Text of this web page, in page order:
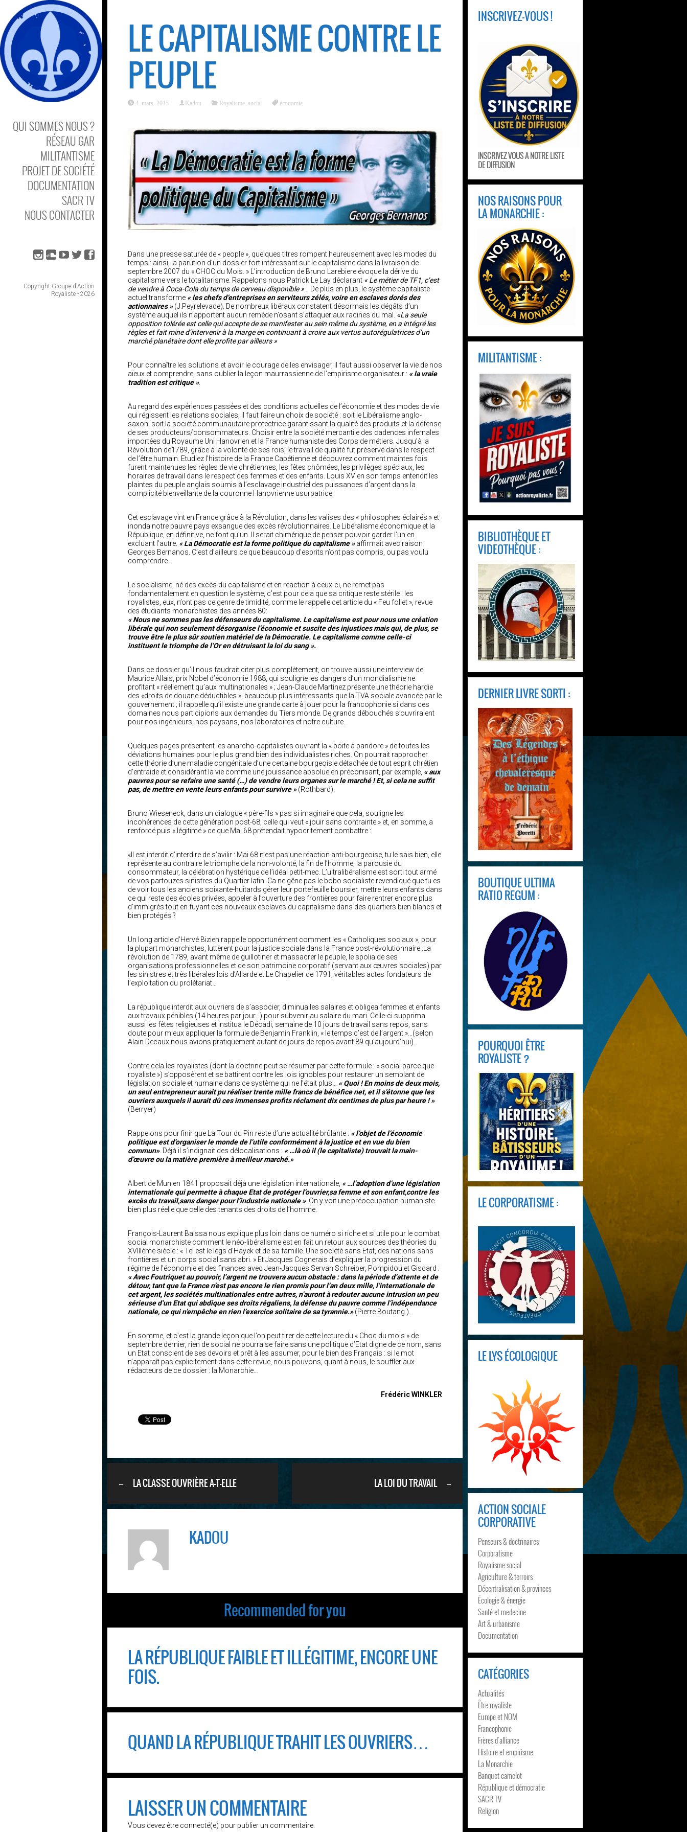
QUI SOMMES NOUS ?
RÉSEAU GAR
MILITANTISME
PROJET DE SOCIÉTÉ
DOCUMENTATION
SACR TV
NOUS CONTACTER
Copyright Groupe d'Action
Royaliste - 2026
LE CAPITALISME CONTRE LE
PEUPLE
4 mars 2015 Kadou Royalisme social économie
Dans une presse saturée de « people », quelques titres rompent heureusement avec les modes du
temps : ainsi, la parution d’un dossier fort intéressant sur le capitalisme dans la livraison de
septembre 2007 du « CHOC du Mois. » L’introduction de Bruno Larebiere évoque la dérive du
capitalisme vers le totalitarisme. Rappelons nous Patrick Le Lay déclarant « Le métier de TF1, c’est
de vendre à Coca-Cola du temps de cerveau disponible » … De plus en plus, le système capitaliste
actuel transforme « les chefs d’entreprises en serviteurs zélés, voire en esclaves dorés des
actionnaires »(J.Peyrelevade). De nombreux libéraux constatent désormais les dégâts d’un
système auquel ils n’apportent aucun remède n’osant s’attaquer aux racines du mal. «La seule
opposition tolérée est celle qui accepte de se manifester au sein même du système, en a intégré les
règles et fait mine d’intervenir à la marge en continuant à croire aux vertus autorégulatrices d’un
marché planétaire dont elle profite par ailleurs »
Pour connaître les solutions et avoir le courage de les envisager, il faut aussi observer la vie de nos
aïeux et comprendre, sans oublier la leçon maurrassienne de l’empirisme organisateur : « la vraie
tradition est critique ».
Au regard des expériences passées et des conditions actuelles de l’économie et des modes de vie
qui régissent les relations sociales, il faut faire un choix de société : soit le Libéralisme anglo-
saxon, soit la société communautaire protectrice garantissant la qualité des produits et la défense
de ses producteurs/consommateurs. Choisir entre la société mercantile des cadences infernales
importées du Royaume Uni Hanovrien et la France humaniste des Corps de métiers. Jusqu’à la
Révolution de1789, grâce à la volonté de ses rois, le travail de qualité fut préservé dans le respect
de l’être humain. Etudiez l’histoire de la France Capétienne et découvrez comment maintes fois
furent maintenues les règles de vie chrétiennes, les fêtes chômées, les privilèges spéciaux, les
horaires de travail dans le respect des femmes et des enfants. Louis XV en son temps entendit les
plaintes du peuple anglais soumis à l’esclavage industriel des puissances d’argent dans la
complicité bienveillante de la couronne Hanovrienne usurpatrice.
Cet esclavage vint en France grâce à la Révolution, dans les valises des « philosophes éclairés » et
inonda notre pauvre pays exsangue des excès révolutionnaires. Le Libéralisme économique et la
République, en définitive, ne font qu’un. Il serait chimérique de penser pouvoir garder l’un en
excluant l’autre. « La Démocratie est la forme politique du capitalisme »affirmait avec raison
Georges Bernanos. C’est d’ailleurs ce que beaucoup d’esprits n’ont pas compris, ou pas voulu
comprendre…
Le socialisme, né des excès du capitalisme et en réaction à ceux-ci, ne remet pas
fondamentalement en question le système, c’est pour cela que sa critique reste stérile : les
royalistes, eux, n’ont pas ce genre de timidité, comme le rappelle cet article du « Feu follet », revue
des étudiants monarchistes des années 80:
« Nous ne sommes pas les défenseurs du capitalisme. Le capitalisme est pour nous une création
libérale qui non seulement désorganise l’économie et suscite des injustices mais qui, de plus, se
trouve être le plus sûr soutien matériel de la Démocratie. Le capitalisme comme celle-ci
instituent le triomphe de l’Or en détruisant la loi du sang ».
Dans ce dossier qu’il nous faudrait citer plus complètement, on trouve aussi une interview de
Maurice Allais, prix Nobel d’économie 1988, qui souligne les dangers d’un mondialisme ne
profitant « réellement qu’aux multinationales » ; Jean-Claude Martinez présente une théorie hardie
des «droits de douane déductibles », beaucoup plus intéressants que la TVA sociale avancée par le
gouvernement ; il rappelle qu’il existe une grande carte à jouer pour la francophonie si dans ces
domaines nous participions aux demandes du Tiers monde. De grands débouchés s’ouvriraient
pour nos ingénieurs, nos paysans, nos laboratoires et notre culture.
Quelques pages présentent les anarcho-capitalistes ouvrant la « boite à pandore » de toutes les
déviations humaines pour le plus grand bien des individualistes riches. On pourrait rapprocher
cette théorie d’une maladie congénitale d’une certaine bourgeoisie détachée de tout esprit chrétien
d’entraide et considérant la vie comme une jouissance absolue en préconisant, par exemple, « aux
pauvres pour se refaire une santé (…) de vendre leurs organes sur le marché ! Et, si cela ne suffit
pas, de mettre en vente leurs enfants pour survivre »(Rothbard).
Bruno Wieseneck, dans un dialogue « père-fils » pas si imaginaire que cela, souligne les
incohérences de cette génération post-68, celle qui veut « jouir sans contrainte » et, en somme, a
renforcé puis « légitimé » ce que Mai 68 prétendait hypocritement combattre :
«Il est interdit d’interdire de s’avilir : Mai 68 n’est pas une réaction anti-bourgeoise, tu le sais bien, elle
représente au contraire le triomphe de la non-volonté, la fin de l’homme, la parousie du
consommateur, la célébration hystérique de l’idéal petit-mec. L’ultralibéralisme est sorti tout armé
de vos partouzes sinistres du Quartier latin. Ca ne gêne pas le bobo socialiste revendiqué que tu es
de voir tous les anciens soixante-huitards gérer leur portefeuille boursier, mettre leurs enfants dans
ce qui reste des écoles privées, appeler à l’ouverture des frontières pour faire rentrer encore plus
d’immigrés tout en fuyant ces nouveaux esclaves du capitalisme dans des quartiers bien blancs et
bien protégés ?
Un long article d’Hervé Bizien rappelle opportunément comment les « Catholiques sociaux », pour
la plupart monarchistes, luttèrent pour la justice sociale dans la France post-révolutionnaire .La
révolution de 1789, avant même de guillotiner et massacrer le peuple, le spolia de ses
organisations professionnelles et de son patrimoine corporatif (servant aux œuvres sociales) par
les sinistres et très libérales lois d’Allarde et Le Chapelier de 1791, véritables actes fondateurs de
l’exploitation du prolétariat…
La république interdit aux ouvriers de s’associer, diminua les salaires et obligea femmes et enfants
aux travaux pénibles (14 heures par jour…) pour subvenir au salaire du mari. Celle-ci supprima
aussi les fêtes religieuses et institua le Décadi, semaine de 10 jours de travail sans repos, sans
doute pour mieux appliquer la formule de Benjamin Franklin, « le temps c’est de l’argent »…(selon
Alain Decaux nous avions pratiquement autant de jours de repos avant 89 qu’aujourd’hui).
Contre cela les royalistes (dont la doctrine peut se résumer par cette formule : « social parce que
royaliste ») s’opposèrent et se battirent contre les lois ignobles pour restaurer un semblant de
législation sociale et humaine dans ce système qui ne l’était plus… « Quoi ! En moins de deux mois,
un seul entrepreneur aurait pu réaliser trente mille francs de bénéfice net, et il s’étonne que les
ouvriers auxquels il aurait dû ces immenses profits réclament dix centimes de plus par heure ! »
(Berryer)
Rappelons pour finir que La Tour du Pin reste d’une actualité brûlante : « l’objet de l’économie
politique est d’organiser le monde de l’utile conformément à la justice et en vue du bien
commun». Déjà il s’indignait des délocalisations : « …là où il (le capitaliste) trouvait la main-
d’œuvre ou la matière première à meilleur marché.»
Albert de Mun en 1841 proposait déjà une législation internationale, « …l’adoption d’une législation
internationale qui permette à chaque Etat de protéger l’ouvrier,sa femme et son enfant,contre les
excès du travail,sans danger pour l’industrie nationale ». On y voit une préoccupation humaniste
bien plus réelle que celle des tenants des droits de l’homme.
François-Laurent Balssa nous explique plus loin dans ce numéro si riche et si utile pour le combat
social monarchiste comment le néo-libéralisme est en fait un retour aux sources des théories du
XVIIIème siècle : « Tel est le legs d’Hayek et de sa famille. Une société sans Etat, des nations sans
frontières et un corps social sans abri. » Et Jacques Cognerais d’expliquer la progression du
régime de l’économie et des finances avec Jean-Jacques Servan Schreiber, Pompidou et Giscard :
« Avec Foutriquet au pouvoir, l’argent ne trouvera aucun obstacle : dans la période d’attente et de
détour, tant que la France n’est pas encore le rien promis pour l’an deux mille, l’internationale de
cet argent, les sociétés multinationales entre autres, n’auront à redouter aucune intrusion un peu
sérieuse d’un Etat qui abdique ses droits régaliens, la défense du pauvre comme l’indépendance
nationale, ce qui n’empêche en rien l’exercice solitaire de sa tyrannie.»(Pierre Boutang ).
En somme, et c’est la grande leçon que l’on peut tirer de cette lecture du « Choc du mois » de
septembre dernier, rien de social ne pourra se faire sans une politique d’Etat digne de ce nom, sans
un Etat conscient de ses devoirs et prêt à les assumer, pour le bien des Français : si le mot
n’apparaît pas explicitement dans cette revue, nous pouvons, quant à nous, le souffler aux
rédacteurs de ce dossier : la Monarchie…
Frédéric WINKLER
← LA CLASSE OUVRIÈRE A-T-ELLE →
LA LOI DU TRAVAIL
KADOU
Recommended for you
LA RÉPUBLIQUE FAIBLE ET ILLÉGITIME, ENCORE UNE
FOIS.
QUAND LA RÉPUBLIQUE TRAHIT LES OUVRIERS…
LAISSER UN COMMENTAIRE
Vous devez être connecté(e) pour publier un commentaire.
INSCRIVEZ-VOUS !
INSCRIVEZ VOUS A NOTRE LISTE
DE DIFFUSION
NOS RAISONS POUR
LA MONARCHIE :
MILITANTISME :
BIBLIOTHÈQUE ET
VIDEOTHÈQUE :
DERNIER LIVRE SORTI :
BOUTIQUE ULTIMA
RATIO REGUM :
POURQUOI ÊTRE
ROYALISTE ?
LE CORPORATISME :
LE LYS ÉCOLOGIQUE
ACTION SOCIALE
CORPORATIVE
Penseurs & doctrinaires
Corporatisme
Royalisme social
Agriculture & terroirs
Décentralisation & provinces
Écologie & énergie
Santé et medecine
Art & urbanisme
Documentation
CATÉGORIES
Actualités
Être royaliste
Europe et NOM
Francophonie
Frères d’alliance
Histoire et empirisme
La Monarchie
Banquet camelot
République et démocratie
SACR TV
Religion